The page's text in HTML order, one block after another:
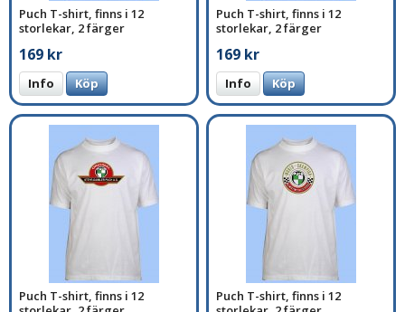
Puch T-shirt, finns i 12
storlekar, 2 färger
169 kr
Info Köp
Puch T-shirt, finns i 12
storlekar, 2 färger
169 kr
Info Köp
Puch T-shirt, finns i 12
Puch T-shirt, finns i 12